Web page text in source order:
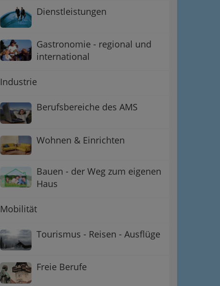
Dienstleistungen
Gastronomie - regional und
international
Industrie
Berufsbereiche des AMS
Wohnen & Einrichten
Bauen - der Weg zum eigenen
Haus
Mobilität
Tourismus - Reisen - Ausflüge
Freie Berufe